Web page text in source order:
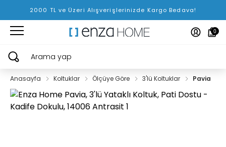
2000 TL ve Üzeri Alışverişlerinizde Kargo Bedava!
0
Arama yap
Anasayfa Koltuklar Ölçüye Göre 3'lü Koltuklar Pavia